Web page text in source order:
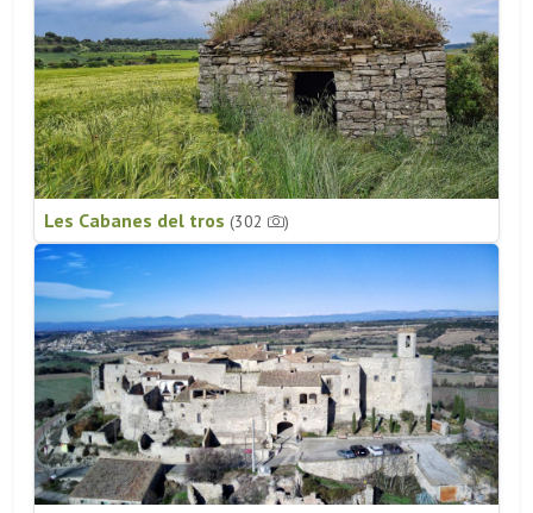
Les Cabanes del tros (302 )